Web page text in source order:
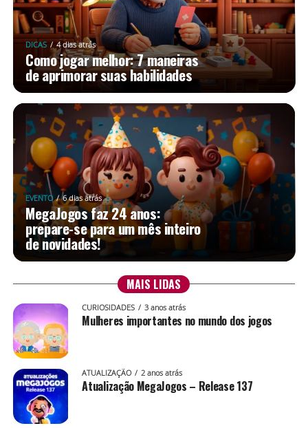
DICAS 4 dias atrás
Como jogar melhor: 7 maneiras
de aprimorar suas habilidades
EVENTO 6 dias atrás
MegaJogos faz 24 anos:
prepare-se para um mês inteiro
de novidades!
MAIS LIDAS
CURIOSIDADES 3 anos atrás
Mulheres importantes no mundo dos jogos
ATUALIZAÇÃO 2 anos atrás
Atualização MegaJogos – Release 137